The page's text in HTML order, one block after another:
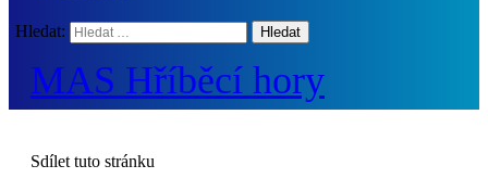
Hledat:
MAS Hříběcí hory
Sdílet tuto stránku